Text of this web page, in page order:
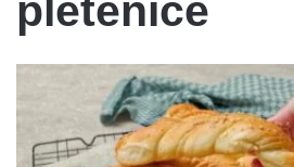
pletenice